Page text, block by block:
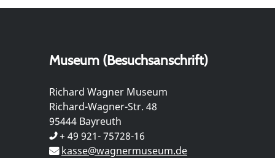
Museum (Besuchsanschrift)
Richard Wagner Museum
Richard-Wagner-Str. 48
95444 Bayreuth
+ 49 921- 75728-16
kasse@wagnermuseum.de